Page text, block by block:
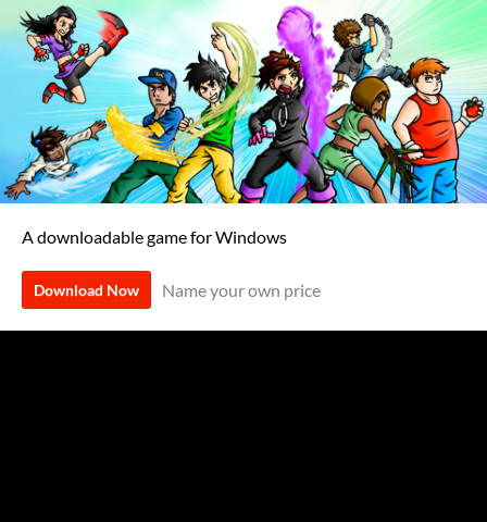
A downloadable game for Windows
Download Now Name your own price